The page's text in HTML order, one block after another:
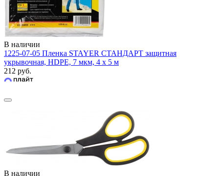
В наличии
1225-07-05 Пленка STAYER СТАНДАРТ защитная
укрывочная, HDPE, 7 мкм, 4 х 5 м
212 руб.
В наличии